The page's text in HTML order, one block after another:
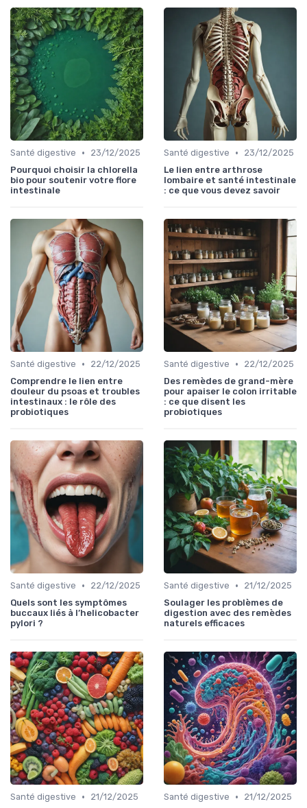
Santé digestive •
23/12/2025
Pourquoi choisir la chlorella
bio pour soutenir votre flore
intestinale
Santé digestive •
23/12/2025
Le lien entre arthrose
lombaire et santé intestinale
: ce que vous devez savoir
Santé digestive •
22/12/2025
Comprendre le lien entre
douleur du psoas et troubles
intestinaux : le rôle des
probiotiques
Santé digestive •
22/12/2025
Des remèdes de grand-mère
pour apaiser le colon irritable
: ce que disent les
probiotiques
Santé digestive •
22/12/2025
Quels sont les symptômes
buccaux liés à l’helicobacter
pylori ?
Santé digestive •
21/12/2025
Soulager les problèmes de
digestion avec des remèdes
naturels efficaces
Santé digestive •
21/12/2025
Santé digestive •
21/12/2025